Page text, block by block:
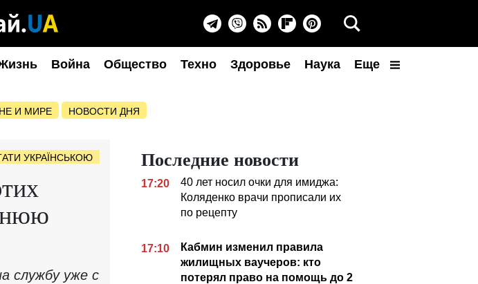
Война Общество Техно Здоровье Наука Еще
И МИРЕ НОВОСТИ ДНЯ
УКРАЇНСЬКОЮ
службу уже с
Последние новости
17:20
40 лет носил очки для имиджа:
Коляденко врачи прописали их
по рецепту
17:10
Кабмин изменил правила
жилищных ваучеров: кто
потерял право на помощь до 2